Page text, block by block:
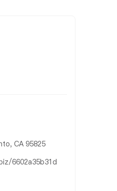
CA 95825
6602a35b31d